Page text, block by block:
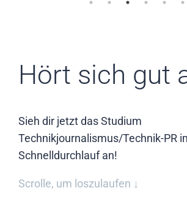
Hört sich gut
Sieh dir jetzt das Studium
Technikjournalismus/Technik-PR
Schnelldurchlauf an!
Scrolle, um loszulaufen ↓